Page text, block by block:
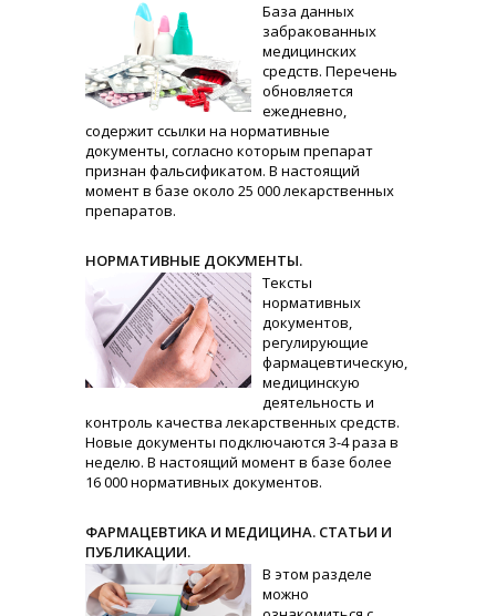
База данных
забракованных
медицинских
средств. Перечень
обновляется
ежедневно,
содержит ссылки на нормативные
документы, согласно которым препарат
признан фальсификатом. В настоящий
момент в базе около 25 000 лекарственных
препаратов.
НОРМАТИВНЫЕ ДОКУМЕНТЫ.
Тексты
нормативных
документов,
регулирующие
фармацевтическую,
медицинскую
деятельность и
контроль качества лекарственных средств.
Новые документы подключаются 3-4 раза в
неделю. В настоящий момент в базе более
16 000 нормативных документов.
ФАРМАЦЕВТИКА И МЕДИЦИНА. СТАТЬИ И
ПУБЛИКАЦИИ.
В этом разделе
можно